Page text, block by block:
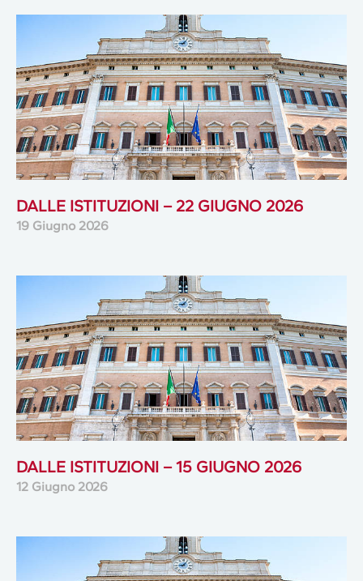
DALLE ISTITUZIONI – 22 GIUGNO 2026
19 Giugno 2026
DALLE ISTITUZIONI – 15 GIUGNO 2026
12 Giugno 2026